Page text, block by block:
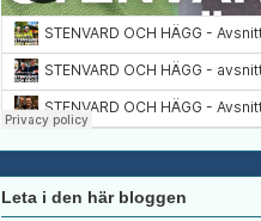
Leta i den här bloggen